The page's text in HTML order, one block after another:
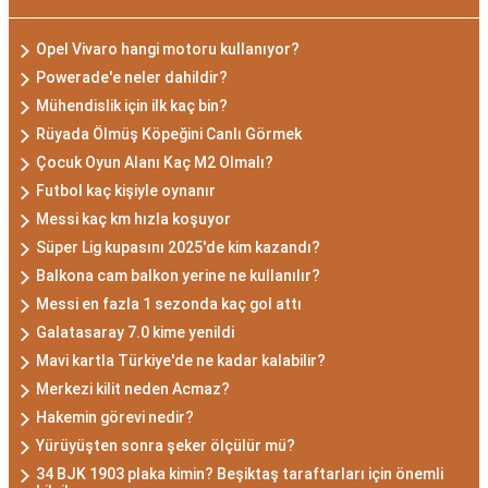
Opel Vivaro hangi motoru kullanıyor?
Powerade'e neler dahildir?
Mühendislik için ilk kaç bin?
Rüyada Ölmüş Köpeğini Canlı Görmek
Çocuk Oyun Alanı Kaç M2 Olmalı?
Futbol kaç kişiyle oynanır
Messi kaç km hızla koşuyor
Süper Lig kupasını 2025'de kim kazandı?
Balkona cam balkon yerine ne kullanılır?
Messi en fazla 1 sezonda kaç gol attı
Galatasaray 7.0 kime yenildi
Mavi kartla Türkiye'de ne kadar kalabilir?
Merkezi kilit neden Acmaz?
Hakemin görevi nedir?
Yürüyüşten sonra şeker ölçülür mü?
34 BJK 1903 plaka kimin? Beşiktaş taraftarları için önemli